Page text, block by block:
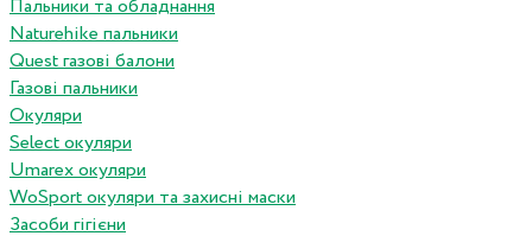
Пальники та обладнання
Naturehike пальники
Quest газові балони
Газові пальники
Окуляри
Select окуляри
Umarex окуляри
WoSport окуляри та захисні маски
Засоби гігієни